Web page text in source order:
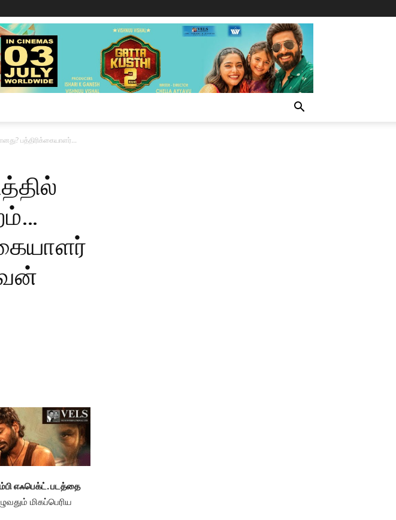
பத்திரிக்கையாளர்...
எஃபெக்ட். படத்தை
மிகப்பெரிய